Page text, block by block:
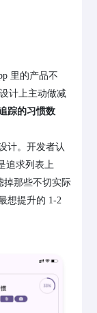
里的产品不
计上主动做减
踪的习惯数
计。开发者认
追求列表上
掉那些不切实际
想提升的 1-2